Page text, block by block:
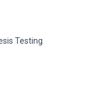
Testing